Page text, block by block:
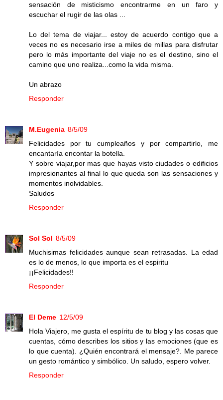
sensación de misticismo encontrarme en un faro y
escuchar el rugir de las olas ...
Lo del tema de viajar... estoy de acuerdo contigo que a
veces no es necesario irse a miles de millas para disfrutar
pero lo más importante del viaje no es el destino, sino el
camino que uno realiza...como la vida misma.
Un abrazo
Responder
M.Eugenia 8/5/09
Felicidades por tu cumpleaños y por compartirlo, me
encantaría encontar la botella.
Y sobre viajar,por mas que hayas visto ciudades o edificios
impresionantes al final lo que queda son las sensaciones y
momentos inolvidables.
Saludos
Responder
Sol Sol 8/5/09
Muchisimas felicidades aunque sean retrasadas. La edad
es lo de menos, lo que importa es el espiritu
¡¡Felicidades!!
Responder
El Deme 12/5/09
Hola Viajero, me gusta el espíritu de tu blog y las cosas que
cuentas, cómo describes los sitios y las emociones (que es
lo que cuenta). ¿Quién encontrará el mensaje?. Me parece
un gesto romántico y simbólico. Un saludo, espero volver.
Responder